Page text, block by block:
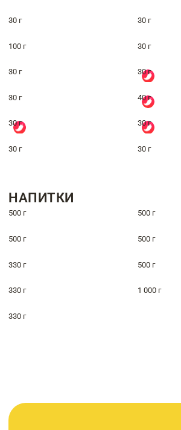
30 г 30 г
100 г 30 г
30 г 30 г
30 г 40 г
30 г 30 г
30 г 30 г
НАПИТКИ
500 г 500 г
500 г 500 г
330 г 500 г
330 г 1 000 г
330 г